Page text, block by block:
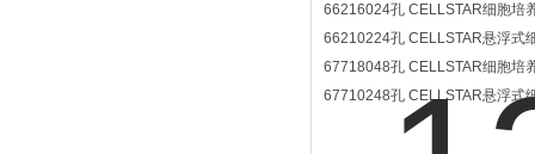
66216024孔 CELLSTAR细胞培
66210224孔 CELLSTAR悬浮式
67718048孔 CELLSTAR细胞培
67710248孔 CELLSTAR悬浮式